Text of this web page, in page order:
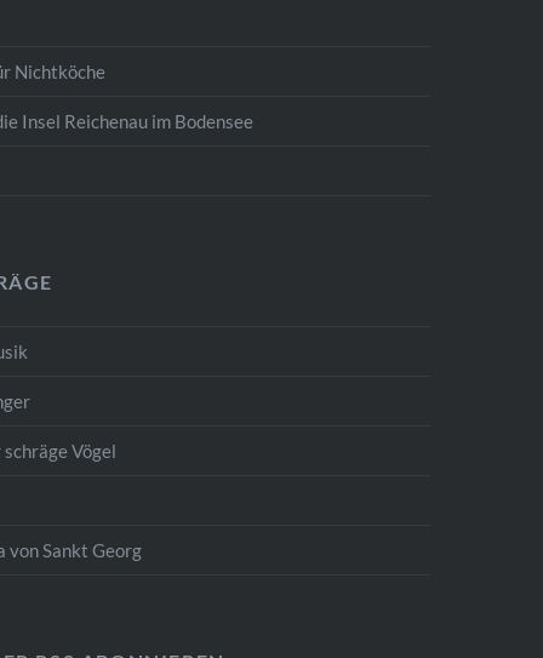
Nichtköche
Insel Reichenau im Bodensee
Vögel
von Sankt Georg